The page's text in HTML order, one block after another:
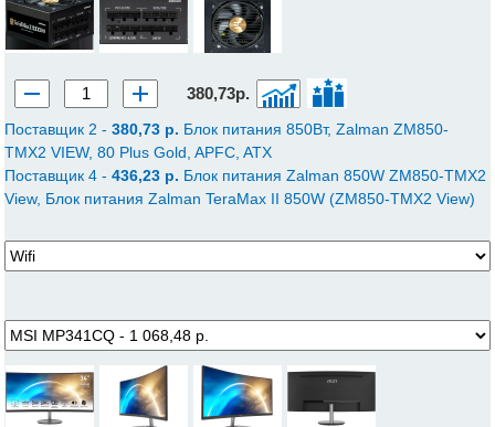
380,73р.
Поставщик 2 -380,73 p. Блок питания 850Вт, Zalman ZM850-
TMX2 VIEW, 80 Plus Gold, APFC, ATX
Поставщик 4 -436,23 p. Блок питания Zalman 850W ZM850-TMX2
View, Блок питания Zalman TeraMax II 850W (ZM850-TMX2 View)